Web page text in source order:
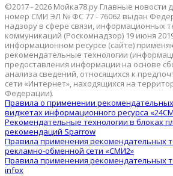
©2017 - 2026 Мойка78.ру Главные новости
номер СМИ ЭЛ № ФС 77 - 76062 выдан
надзору в сфере связи, информационных
коммуникаций (Роскомнадзор) 19 июня
информационном ресурсе (сайте)
рекомендательные технологии
предоставления информации на основе
анализа сведений, относящихся к
сети «Интернет», находящихся на
Федерации).
Правила о применении рекомендательных
виджетах информационного ресурса
Рекомендательные технологии в блоках
рекомендаций Sparrow
Правила применения рекомендательных
рекламно-обменной сети «СМИ2»
Правила применения рекомендательных
infox